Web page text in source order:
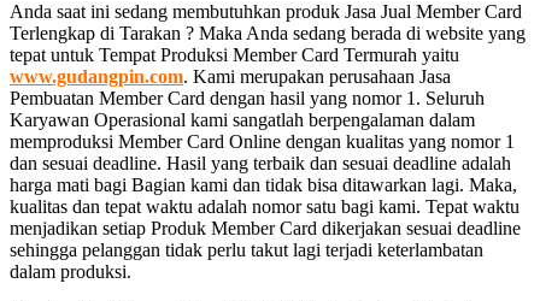
Anda saat ini sedang membutuhkan produk Jasa Jual Member Card
Terlengkap di Tarakan ? Maka Anda sedang berada di website yang
tepat untuk Tempat Produksi Member Card Termurah yaitu
www.gudangpin.com. Kami merupakan perusahaan Jasa
Pembuatan Member Card dengan hasil yang nomor 1. Seluruh
Karyawan Operasional kami sangatlah berpengalaman dalam
memproduksi Member Card Online dengan kualitas yang nomor 1
dan sesuai deadline. Hasil yang terbaik dan sesuai deadline adalah
harga mati bagi Bagian kami dan tidak bisa ditawarkan lagi. Maka,
kualitas dan tepat waktu adalah nomor satu bagi kami. Tepat waktu
menjadikan setiap Produk Member Card dikerjakan sesuai deadline
sehingga pelanggan tidak perlu takut lagi terjadi keterlambatan
dalam produksi.